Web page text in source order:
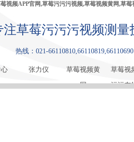
视频APP官网,草莓污污污视频,草莓视频黄网,草
草莓污污污视频测量
热线：021-
张力仪 草莓视频黄
网
草莓视
污污在